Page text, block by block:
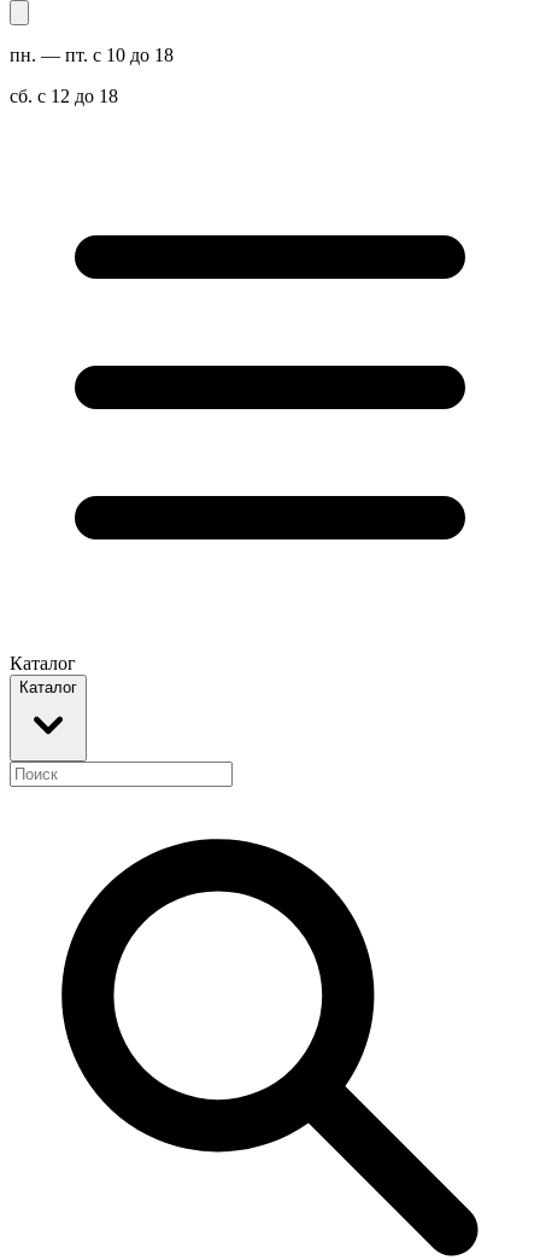
пн. — пт. с 10 до 18
сб. с 12 до 18
Каталог
Каталог